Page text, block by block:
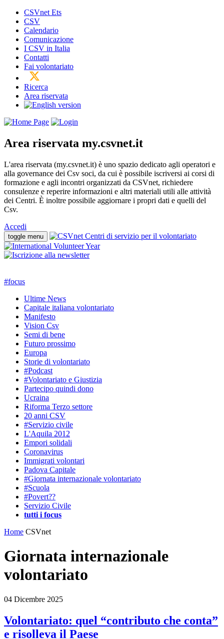
CSVnet Ets
CSV
Calendario
Comunicazione
I CSV in Italia
Contatti
Fai volontariato
Ricerca
Area riservata
Area riservata my.csvnet.it
L'area riservata (my.csvnet.it) è uno spazio dedicato agli operatori e
alla governance dei Csv soci, da cui è possibile iscriversi ai corsi di
formazione e agli incontri organizzati da CSVnet, richiedere
consulenze e reperire informazioni e altri materiali utili alle attività
dei Centri. È inoltre possibile aggiornare i propri dati e quelli del
Csv.
Accedi
toggle menu
#focus
Ultime News
Capitale italiana volontariato
Manifesto
Vision Csv
Semi di bene
Futuro prossimo
Europa
Storie di volontariato
#Podcast
#Volontariato e Giustizia
Partecipo quindi dono
Ucraina
Riforma Terzo settore
20 anni CSV
#Servizio civile
L'Aquila 2012
Empori solidali
Coronavirus
Immigrati volontari
Padova Capitale
#Giornata internazionale volontariato
#Scuola
#Povert??
Servizio Civile
tutti i focus
Home CSVnet
Giornata internazionale
volontariato
04 Dicembre 2025
Volontariato: quel “contributo che conta”
e risolleva il Paese